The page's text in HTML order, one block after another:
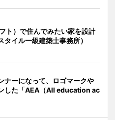
ト）で住んでみたい家を設計
タイル一級建築士事務所）
ナーになって、ロゴマークや
した「AEA（All education ac